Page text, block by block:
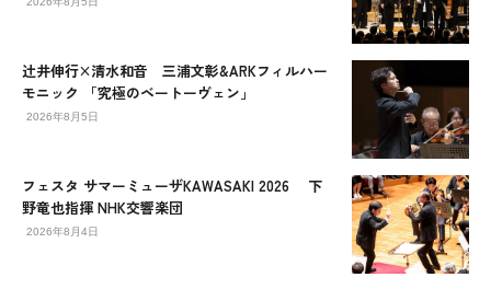
辻󠄀井伸行×清水和音 三浦文彰&ARKフィルハー
モニック 「究極のベートーヴェン」
2026年8月5日
フェスタ サマーミューザKAWASAKI 2026 下
野竜也指揮 NHK交響楽団
2026年8月4日